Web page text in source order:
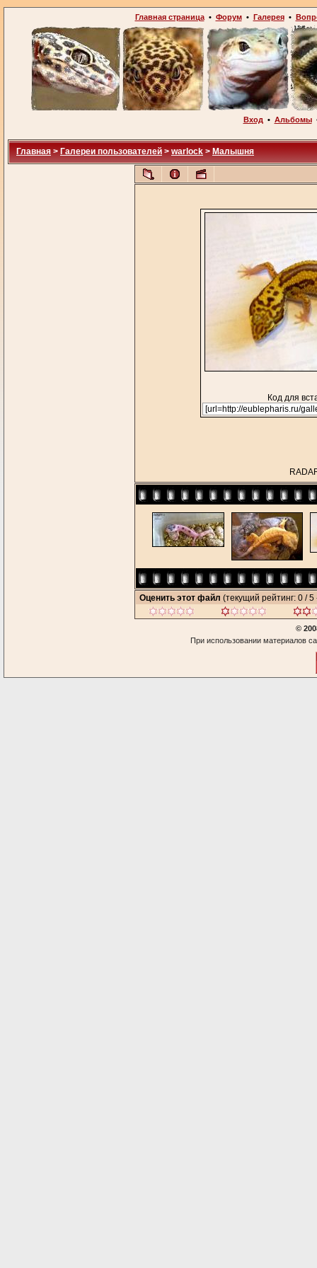
Главная страница• Форум• Галерея•
Вход • Альбомы
Главная > Галереи пользователей > warlock > Малышня
Код для
Оценить этот файл (текущий рейтинг: 0 / 5
©
При использовании материалов